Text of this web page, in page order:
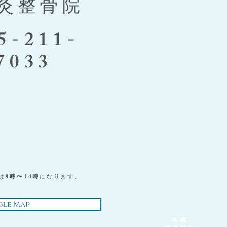
整骨院
211-
9時〜14時 になります。
Map
各種